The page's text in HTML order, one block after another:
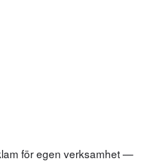
för egen verksamhet —